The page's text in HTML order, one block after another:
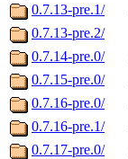
0.7.13-pre.1/
0.7.13-pre.2/
0.7.14-pre.0/
0.7.15-pre.0/
0.7.16-pre.0/
0.7.16-pre.1/
0.7.17-pre.0/